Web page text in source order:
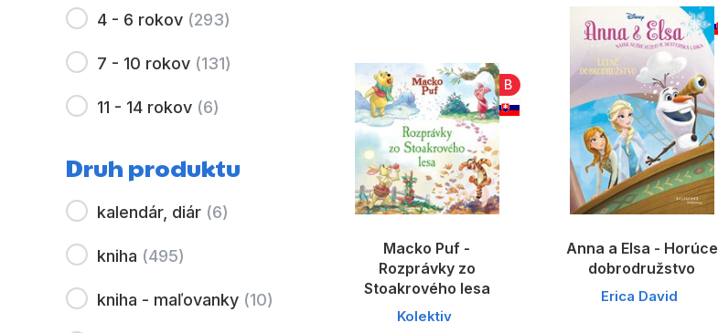
4 - 6 rokov (293)
7 - 10 rokov (131)
11 - 14 rokov (6)
Druh produktu
kalendár, diár (6)
kniha (495)
kniha - maľovanky (10)
B
Macko Puf -
Rozprávky zo
Stoakrového lesa
Kolektiv
Anna a Elsa - Horúce
dobrodružstvo
Erica David